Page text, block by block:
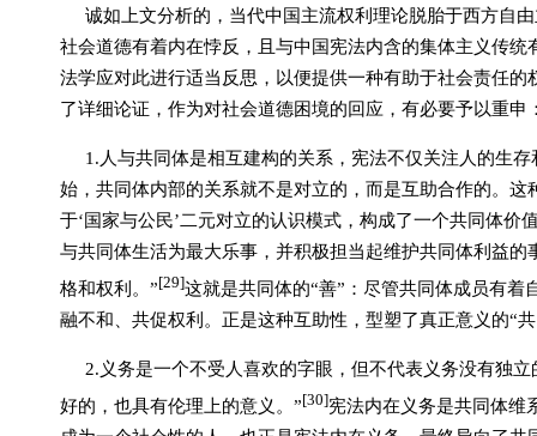
诚如上文分析的，当代中国主流权利理论脱胎于西方自
社会道德有着内在悖反，且与中国宪法内含的集体主义传
法学应对此进行适当反思，以便提供一种有助于社会责任
了详细论证，作为对社会道德困境的回应，有必要予以重申
1. 人与共同体是相互建构的关系，宪法不仅关注人的生
始，共同体内部的关系就不是对立的，而是互助合作的。
于‘国家与公民’二元对立的认识模式，构成了一个共同体
与共同体生活为最大乐事，并积极担当起维护共同体利益
格和权利。” [29]这就是共同体的“善”：尽管共同体成员有
融不和、共促权利。正是这种互助性，型塑了真正意义的“
2. 义务是一个不受人喜欢的字眼，但不代表义务没有独
好的，也具有伦理上的意义。” [30]宪法内在义务是共同体维